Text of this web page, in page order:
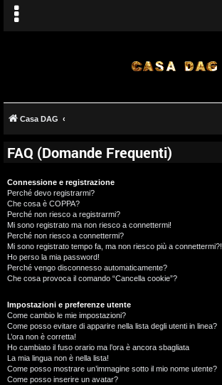
Casa DAG
FAQ (Domande Frequenti)
Connessione e registrazione
Perché devo registrarmi?
Che cosa è COPPA?
Perché non riesco a registrarmi?
Mi sono registrato ma non riesco a connettermi!
Perché non riesco a connettermi?
Mi sono registrato tempo fa, ma non riesco più a connettermi?!
Ho perso la mia password!
Perché vengo disconnesso automaticamente?
Che cosa provoca il comando “Cancella cookie”?
Impostazioni e preferenze utente
Come cambio le mie impostazioni?
Come posso evitare di apparire nella lista degli utenti in linea?
L’ora non è corretta!
Ho cambiato il fuso orario ma l’ora è ancora sbagliata
La mia lingua non è nella lista!
Come posso mostrare un’immagine sotto il mio nome utente?
Come posso inserire un avatar?